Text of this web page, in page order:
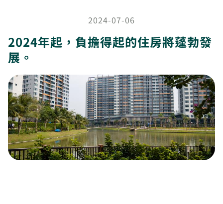
2024-07-06
2024年起，負擔得起的住房將蓬勃發
展。